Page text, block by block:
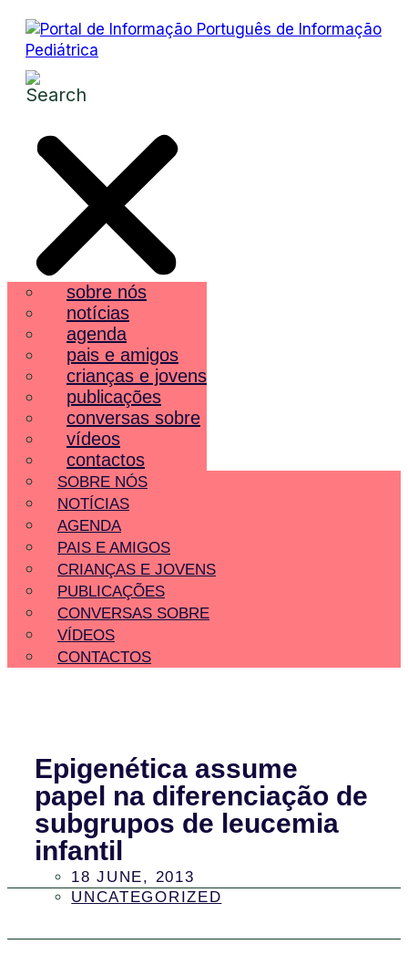
sobre nós
notícias
agenda
pais e amigos
crianças e jovens
publicações
conversas sobre
vídeos
contactos
SOBRE NÓS
NOTÍCIAS
AGENDA
PAIS E AMIGOS
CRIANÇAS E JOVENS
PUBLICAÇÕES
CONVERSAS SOBRE
VÍDEOS
CONTACTOS
Epigenética assume
papel na diferenciação de
subgrupos de leucemia
infantil
18 JUNE, 2013
UNCATEGORIZED